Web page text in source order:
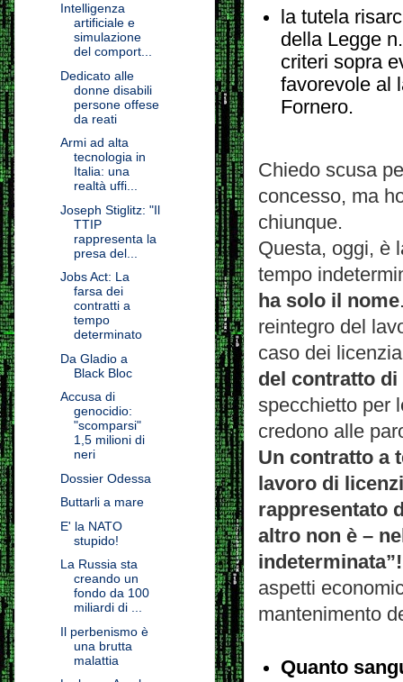
la tutela
della Legge
criteri sopra
favorevole al
Fornero.
Chiedo scusa
concesso, ma
chiunque.
Questa, oggi, è
tempo
ha solo il nome
reintegro del
caso dei
del contratto
specchietto per
credono alle
Un contratto a
lavoro di
rappresentato
altro non è –
indeterminata”!
aspetti
mantenimento
Quanto
Intelligenza
artificiale e
simulazione
del comport...
Dedicato alle
donne disabili
persone offese
da reati
Armi ad alta
tecnologia in
Italia: una
realtà uffi...
Joseph Stiglitz: "Il
TTIP
rappresenta la
presa del...
Jobs Act: La
farsa dei
contratti a
tempo
determinato
Da Gladio a
Black Bloc
Accusa di
genocidio:
"scomparsi"
1,5 milioni di
neri
Dossier Odessa
Buttarli a mare
E' la NATO
stupido!
La Russia sta
creando un
fondo da 100
miliardi di ...
Il perbenismo è
una brutta
malattia